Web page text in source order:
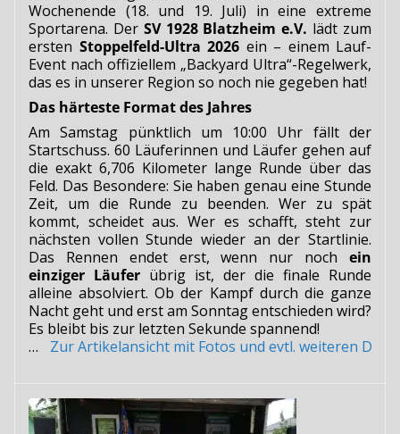
Wochenende (18. und 19. Juli) in eine extreme
Sportarena. Der SV 1928 Blatzheim e.V. lädt zum
ersten Stoppelfeld-Ultra 2026 ein – einem Lauf-
Event nach offiziellem „Backyard Ultra“-Regelwerk,
das es in unserer Region so noch nie gegeben hat!
Das härteste Format des Jahres
Am Samstag pünktlich um 10:00 Uhr fällt der
Startschuss. 60 Läuferinnen und Läufer gehen auf
die exakt 6,706 Kilometer lange Runde über das
Feld. Das Besondere: Sie haben genau eine Stunde
Zeit, um die Runde zu beenden. Wer zu spät
kommt, scheidet aus. Wer es schafft, steht zur
nächsten vollen Stunde wieder an der Startlinie.
Das Rennen endet erst, wenn nur noch ein
einziger Läufer übrig ist, der die finale Runde
alleine absolviert. Ob der Kampf durch die ganze
Nacht geht und erst am Sonntag entschieden wird?
Es bleibt bis zur letzten Sekunde spannend!
…Zur Artikelansicht mit Fotos und evtl. weiteren